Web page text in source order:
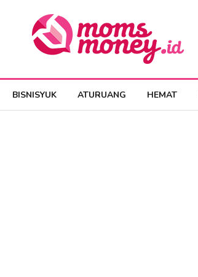
BISNISYUK ATURUANG HEMAT